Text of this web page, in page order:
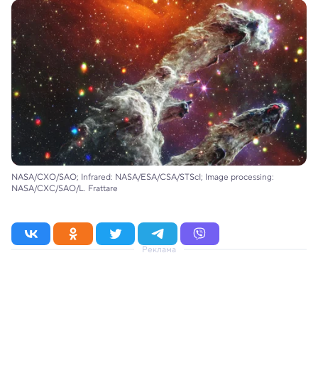
NASA/CXO/SAO; Infrared: NASA/ESA/CSA/STScI; Image processing:
NASA/CXC/SAO/L. Frattare
Реклама